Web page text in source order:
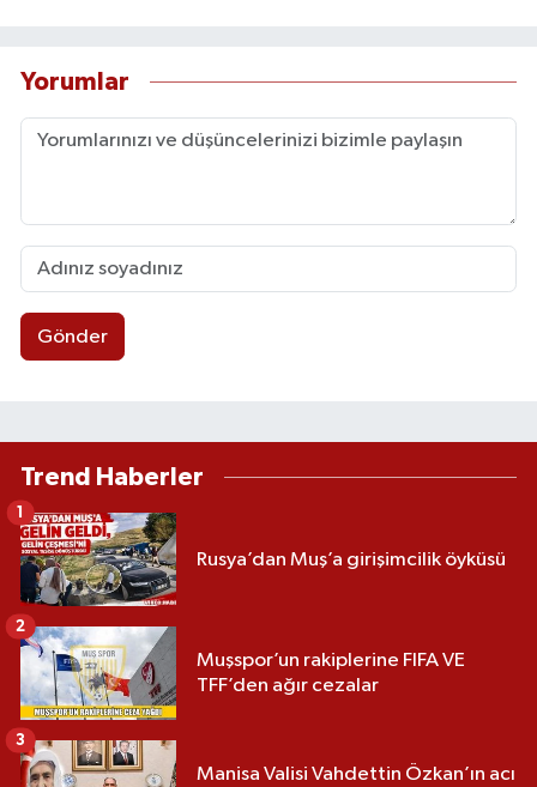
Yorumlar
Gönder
Trend Haberler
Rusya’dan Muş’a girişimcilik öyküsü
1
Muşspor’un rakiplerine FIFA VE
TFF’den ağır cezalar
2
Manisa Valisi Vahdettin Özkan’ın acı
3